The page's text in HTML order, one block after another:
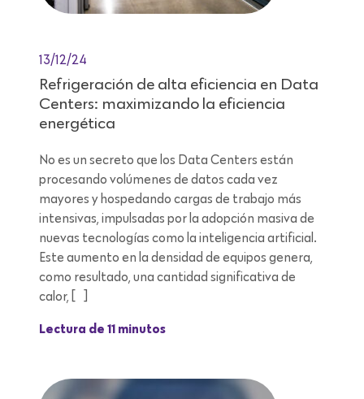
13/12/24
Refrigeración de alta eficiencia en Data
Centers: maximizando la eficiencia
energética
No es un secreto que los Data Centers están
procesando volúmenes de datos cada vez
mayores y hospedando cargas de trabajo más
intensivas, impulsadas por la adopción masiva de
nuevas tecnologías como la inteligencia artificial.
Este aumento en la densidad de equipos genera,
como resultado, una cantidad significativa de
calor, […]
Lectura de 11 minutos